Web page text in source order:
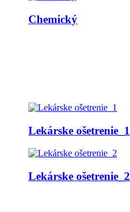
Chemický
Lekárske ošetrenie_1
Lekárske ošetrenie_2